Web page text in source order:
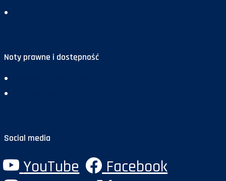
Noty prawne i dostępność
Social media
YouTube
Facebook